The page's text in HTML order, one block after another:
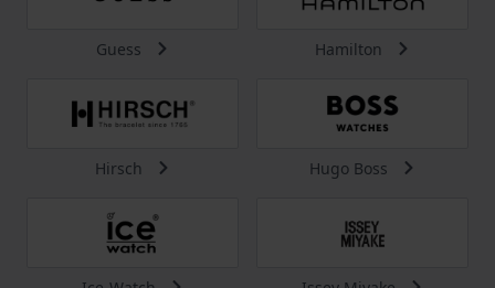
Guess Hamilton
Hirsch Hugo Boss